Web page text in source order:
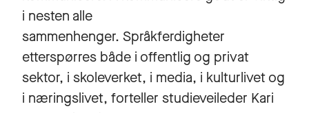
i nesten alle
sammenhenger. Språkferdigheter
etterspørres både i offentlig og privat
sektor, i skoleverket, i media, i kulturlivet og
i næringslivet, forteller studieveileder Kari